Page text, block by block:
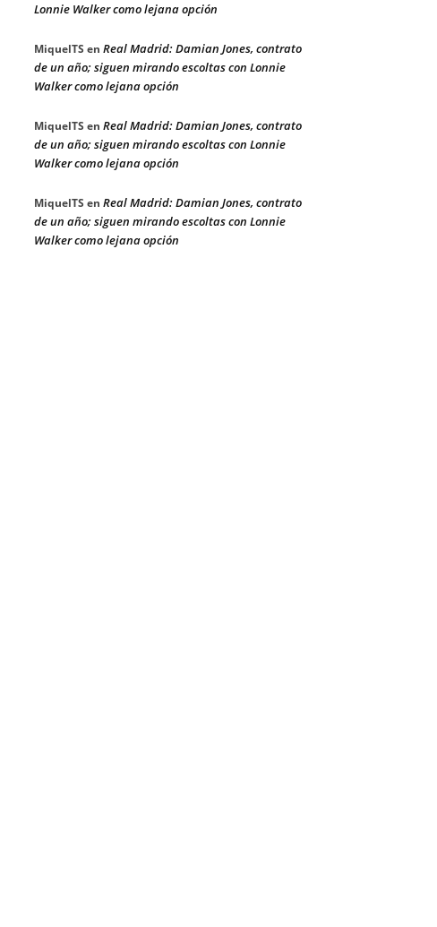
Lonnie Walker como lejana opción
MiquelTS en Real Madrid: Damian Jones, contrato
de un año; siguen mirando escoltas con Lonnie
Walker como lejana opción
MiquelTS en Real Madrid: Damian Jones, contrato
de un año; siguen mirando escoltas con Lonnie
Walker como lejana opción
MiquelTS en Real Madrid: Damian Jones, contrato
de un año; siguen mirando escoltas con Lonnie
Walker como lejana opción